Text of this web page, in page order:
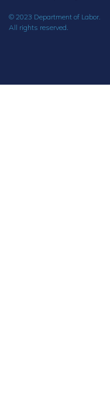
© 2023 Department of Labor.
All rights reserved.